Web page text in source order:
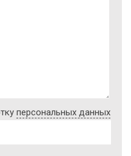
персональных данных